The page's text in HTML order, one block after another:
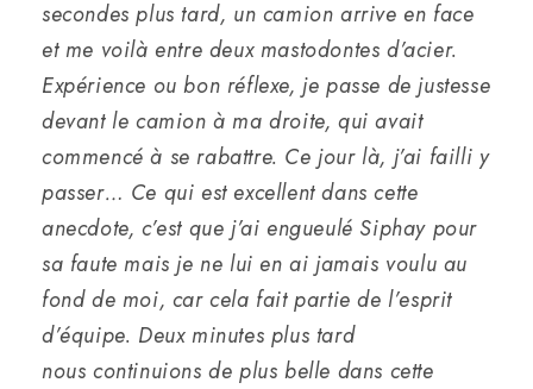
secondes plus tard, un camion arrive en face
et me voilà entre deux mastodontes d’acier.
Expérience ou bon réflexe, je passe de justesse
devant le camion à ma droite, qui avait
commencé à se rabattre. Ce jour là, j’ai failli y
passer… Ce qui est excellent dans cette
anecdote, c’est que j’ai engueulé Siphay pour
sa faute mais je ne lui en ai jamais voulu au
fond de moi, car cela fait partie de l’esprit
d’équipe. Deux minutes plus tard
nous continuions de plus belle dans cette